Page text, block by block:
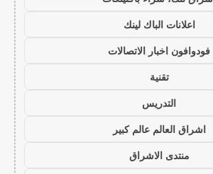
اعلانات الباك لينك
فودوافون اخبار الاتصالات
تقنية
التدريس
اشراق العالم عالم كبير
منتدى الاشراق